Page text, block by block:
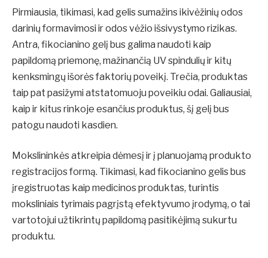
Pirmiausia, tikimasi, kad gelis sumažins ikivėžinių odos
darinių formavimosi ir odos vėžio išsivystymo rizikas.
Antra, fikocianino gelį bus galima naudoti kaip
papildomą priemonę, mažinančią UV spindulių ir kitų
kenksmingų išorės faktorių poveikį. Trečia, produktas
taip pat pasižymi atstatomuoju poveikiu odai. Galiausiai,
kaip ir kitus rinkoje esančius produktus, šį gelį bus
patogu naudoti kasdien.
Mokslininkės atkreipia dėmesį ir į planuojamą produkto
registracijos formą. Tikimasi, kad fikocianino gelis bus
įregistruotas kaip medicinos produktas, turintis
moksliniais tyrimais pagrįstą efektyvumo įrodymą, o tai
vartotojui užtikrintų papildomą pasitikėjimą sukurtu
produktu.